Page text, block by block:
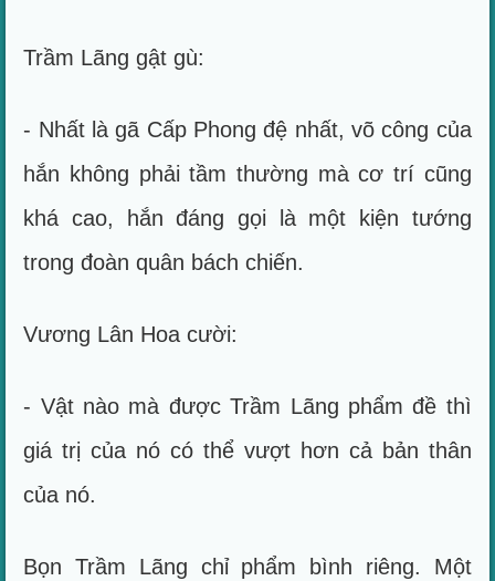
Trầm Lãng gật gù:
- Nhất là gã Cấp Phong đệ nhất, võ công của
hắn không phải tầm thường mà cơ trí cũng
khá cao, hắn đáng gọi là một kiện tướng
trong đoàn quân bách chiến.
Vương Lân Hoa cười:
- Vật nào mà được Trầm Lãng phẩm đề thì
giá trị của nó có thể vượt hơn cả bản thân
của nó.
Bọn Trầm Lãng chỉ phẩm bình riêng. Một